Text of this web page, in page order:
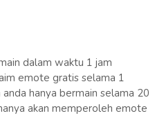
dalam waktu 1 jam
emote gratis selama 1
hanya bermain selama 20
akan memperoleh emote